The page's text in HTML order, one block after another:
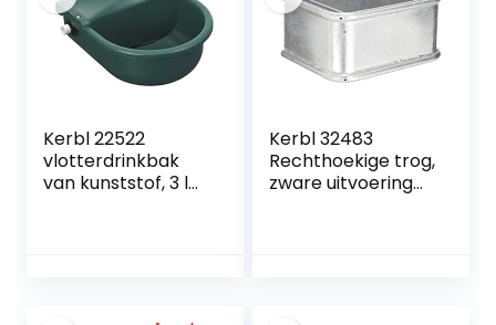
Kerbl 22522
vlotterdrinkbak
van kunststof, 3 l
Kerbl 32483
Rechthoekige trog,
zware uitvoering